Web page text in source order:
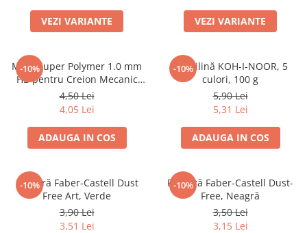
Penare cu doua compartimente
Penare cu trei compartimente
Penare echipate
Penare neechipate
Pictură și desen
Accesorii pentru pictură
Acuarele
Culori acrilice
Culori în ulei
VEZI VARIANTE VEZI VARIANTE
-10%
Mine Super Polymer 1.0 mm
HB pentru Creion Mecanic
Faber-Castell
4,50 Lei
4,05 Lei
ADAUGA IN COS
-10%
Plastilină KOH-I-NOOR, 5
culori, 100 g
5,90 Lei
5,31 Lei
ADAUGA IN COS
-10%
Radieră Faber-Castell Dust
Free Art, Verde
3,90 Lei
3,51 Lei
-10%
Radieră Faber-Castell Dust-
Free, Neagră
3,50 Lei
3,15 Lei